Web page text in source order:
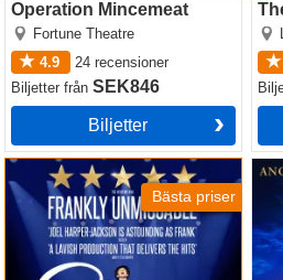
Operation Mincemeat
Fortune Theatre
4.9
24 recensioner
BiljetterfrånSEK846
Biljetter
Bästa priser
Sinatra the Musical